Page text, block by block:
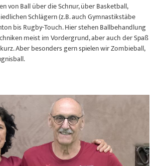
von Ball über die Schnur, über Basketball,
Schlägern (z.B. auch Gymnastikstäbe
bis Rugby-Touch. Hier stehen Ballbehandlung
meist im Vordergrund, aber auch der Spaß
Aber besonders gern spielen wir Zombieball,